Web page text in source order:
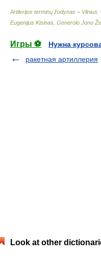
Artilerijos terminų žodynas –
Eugenijus Kisinas, Generolo Jono
Игры ⚽
Нужна
ракетная артиллерия
Look at other